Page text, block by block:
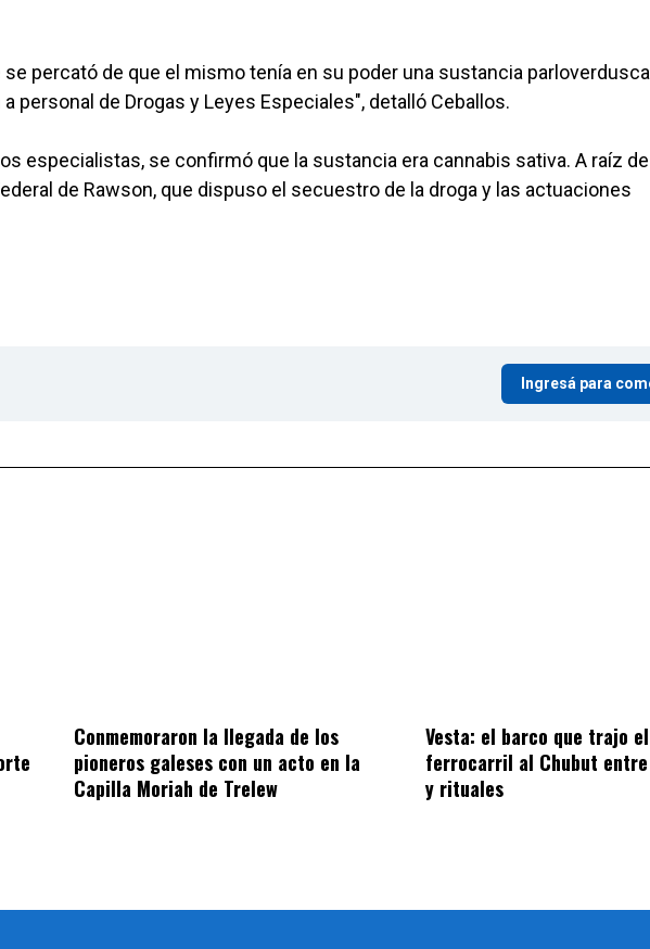
percató de que el mismo tenía en su poder una sustancia
personal de Drogas y Leyes Especiales", detalló Ceballos.
especialistas, se confirmó que la sustancia era cannabis sativa. A raíz
de Rawson, que dispuso el secuestro de la droga y las actuaciones
Ingresá para
Conmemoraron la llegada de los
pioneros galeses con un acto en la
Capilla Moriah de Trelew
Vesta: el barco que trajo el
ferrocarril al Chubut
y rituales